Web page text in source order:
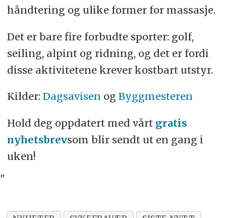
håndtering og ulike former for massasje.
Det er bare fire forbudte sporter: golf,
seiling, alpint og ridning, og det er fordi
disse aktivitetene krever kostbart utstyr.
Kilder: Dagsavisen og Byggmesteren
Hold deg oppdatert med vårt gratis
nyhetsbrevsom blir sendt ut en gang i
uken!
"